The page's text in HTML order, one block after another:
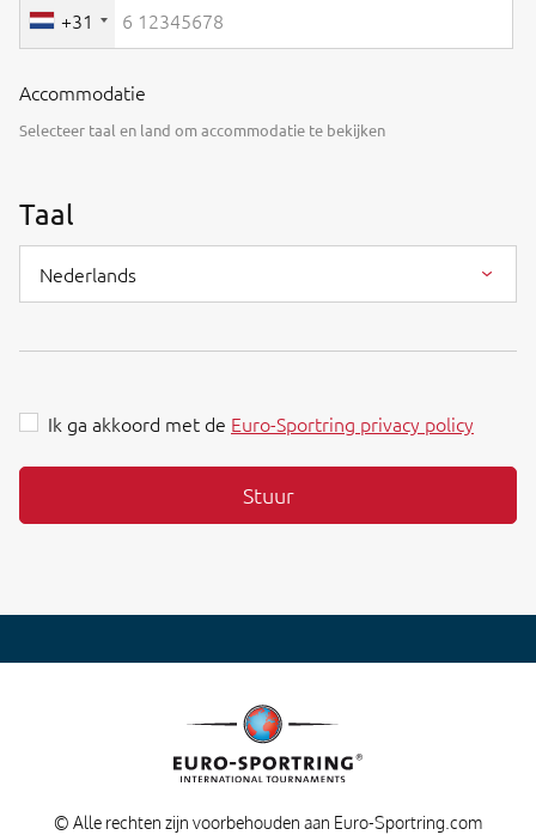
+31
Accommodatie
Selecteer taal en land om accommodatie te bekijken
Taal
Nederlands
Ik ga akkoord met de Euro-Sportring privacy policy
Stuur
© Alle rechten zijn voorbehouden aan Euro-Sportring.com